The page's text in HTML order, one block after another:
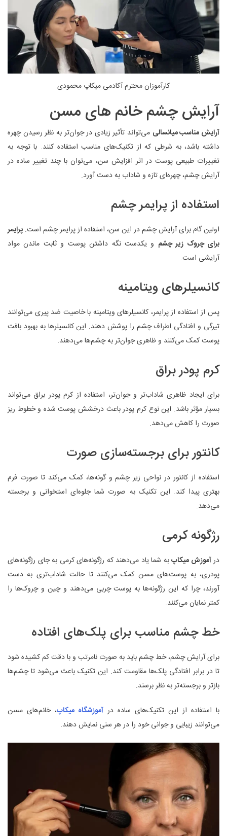
کارآموزان محترم آکادمی میکاپ محمودی
آرایش چشم خانم های مسن
آرایش مناسب میانسالی می‌تواند تأثیر زیادی در جوان‌تر به نظر رسیدن چهره
داشته باشد، به شرطی که از تکنیک‌های مناسب استفاده کنند. با توجه به
تغییرات طبیعی پوست در اثر افزایش سن، می‌توان با چند تغییر ساده در
آرایش چشم، چهره‌ای تازه و شاداب به دست آورد.
استفاده از پرایمر چشم
اولین گام برای آرایش چشم در این سن، استفاده از پرایمر چشم است. پرایمر
برای چروک زیر چشم و یکدست نگه داشتن پوست و ثابت ماندن مواد
آرایشی است.
کانسیلرهای ویتامینه
پس از استفاده از پرایمر، کانسیلرهای ویتامینه با خاصیت ضد پیری می‌توانند
تیرگی و افتادگی اطراف چشم را پوشش دهند. این کانسیلرها به بهبود بافت
پوست کمک می‌کنند و ظاهری جوان‌تر به چشم‌ها می‌دهند.
کرم پودر براق
برای ایجاد ظاهری شاداب‌تر و جوان‌تر، استفاده از کرم پودر براق می‌تواند
بسیار مؤثر باشد. این نوع کرم پودر باعث درخشش پوست شده و خطوط ریز
صورت را کاهش می‌دهد.
کانتور برای برجسته‌سازی صورت
استفاده از کانتور در نواحی زیر چشم و گونه‌ها، کمک می‌کند تا صورت فرم
بهتری پیدا کند. این تکنیک به صورت شما جلوه‌ای استخوانی و برجسته
می‌دهد.
رژگونه کرمی
درآموزش میکاپبه شما یاد می‌دهند که رژگونه‌های کرمی به جای رژگونه‌های
پودری، به پوست‌های مسن کمک می‌کنند تا حالت شاداب‌تری به دست
آورند، چرا که این رژگونه‌ها به پوست چربی می‌دهند و چین و چروک‌ها را
کمتر نمایان می‌کنند.
خط چشم مناسب برای پلک‌های افتاده
برای آرایش چشم، خط چشم باید به صورت نامرتب و با دقت کم کشیده شود
تا در برابر افتادگی پلک‌ها مقاومت کند. این تکنیک باعث می‌شود تا چشم‌ها
بازتر و برجسته‌تر به نظر برسند.
با استفاده از این تکنیک‌های ساده در آموزشگاه میکاپ، خانم‌های مسن
می‌توانند زیبایی و جوانی خود را در هر سنی نمایش دهند.